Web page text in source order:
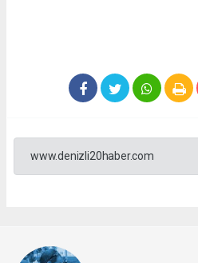
www.denizli20haber.com